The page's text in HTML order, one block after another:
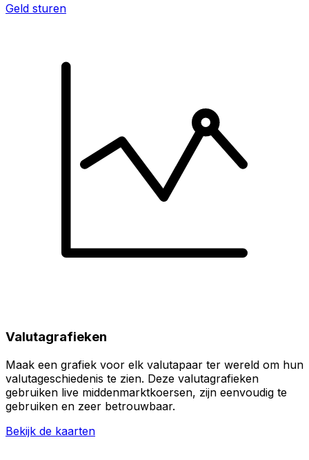
Geld sturen
Valutagrafieken
Maak een grafiek voor elk valutapaar ter wereld om hun
valutageschiedenis te zien. Deze valutagrafieken
gebruiken live middenmarktkoersen, zijn eenvoudig te
gebruiken en zeer betrouwbaar.
Bekijk de kaarten